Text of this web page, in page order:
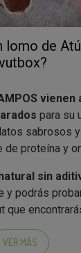
lomo de
vienen
para su
sabrosos
proteína y
sin
y podrás
que
introducir el
VER MÁS